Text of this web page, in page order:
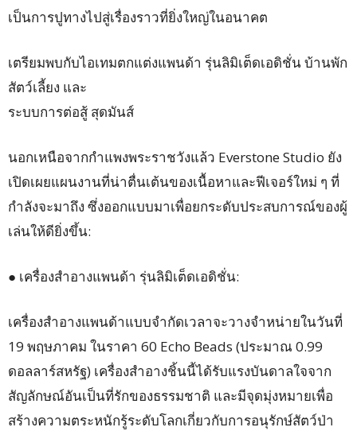
เป็นการปูทางไปสู่เรื่องราวที่ยิ่งใหญ่ในอนาคต
เตรียมพบกับไอเทมตกแต่งแพนด้า รุ่นลิมิเต็ดเอดิชั่น บ้านพัก
สัตว์เลี้ยง และ
ระบบการต่อสู้ สุดมันส์
นอกเหนือจากกำแพงพระราชวังแล้ว Everstone Studio ยัง
เปิดเผยแผนงานที่น่าตื่นเต้นของเนื้อหาและฟีเจอร์ใหม่ ๆ ที่
กำลังจะมาถึง ซึ่งออกแบบมาเพื่อยกระดับประสบการณ์ของผู้
เล่นให้ดียิ่งขึ้น:
● เครื่องสำอางแพนด้า รุ่นลิมิเต็ดเอดิชั่น:
เครื่องสำอางแพนด้าแบบจำกัดเวลาจะวางจำหน่ายในวันที่
19 พฤษภาคม ในราคา 60 Echo Beads (ประมาณ 0.99
ดอลลาร์สหรัฐ) เครื่องสำอางชิ้นนี้ได้รับแรงบันดาลใจจาก
สัญลักษณ์อันเป็นที่รักของธรรมชาติ และมีจุดมุ่งหมายเพื่อ
สร้างความตระหนักรู้ระดับโลกเกี่ยวกับการอนุรักษ์สัตว์ป่า